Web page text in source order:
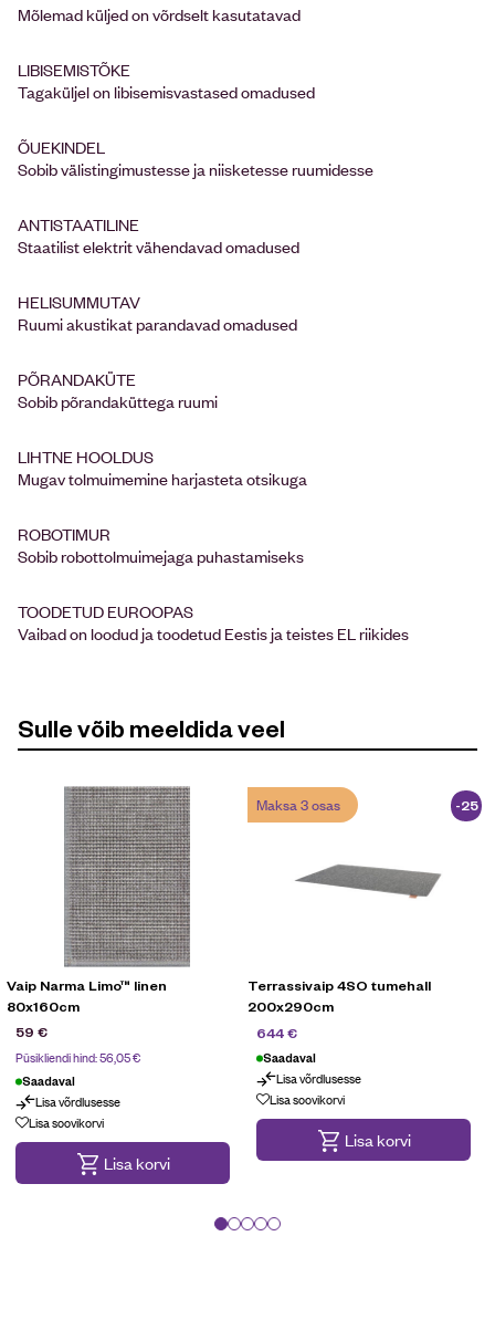
Mõlemad küljed on võrdselt kasutatavad
LIBISEMISTÕKE
Tagaküljel on libisemisvastased omadused
ÕUEKINDEL
Sobib välistingimustesse ja niisketesse ruumidesse
ANTISTAATILINE
Staatilist elektrit vähendavad omadused
HELISUMMUTAV
Ruumi akustikat parandavad omadused
PÕRANDAKÜTE
Sobib põrandaküttega ruumi
LIHTNE HOOLDUS
Mugav tolmuimemine harjasteta otsikuga
ROBOTIMUR
Sobib robottolmuimejaga puhastamiseks
TOODETUD EUROOPAS
Vaibad on loodud ja toodetud Eestis ja teistes EL riikides
Sulle võib meeldida veel
Vaip Narma Limo™ linen
80x160cm
59 €
Püsikliendi hind:56,05€
Saadaval
Lisa võrdlusesse
Lisa soovikorvi
Lisa korvi
Maksa 3 osas
-25
%
Terrassivaip 4SO tumehall
200x290cm
644€
Saadaval
Maksa 3 osas
Lisa võrdlusesse
Lisa soovikorvi
Lisa korvi